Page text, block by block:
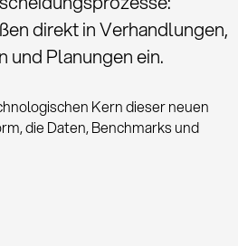
direkt in Verhandlungen,
und Planungen ein.
Kern dieser neuen
die Daten, Benchmarks und